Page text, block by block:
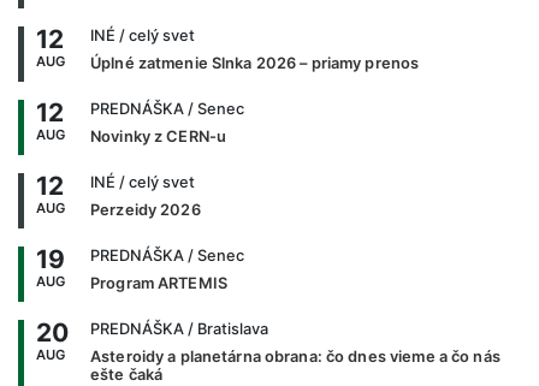
12
AUG
INÉ / celý svet
Úplné zatmenie Slnka 2026 – priamy prenos
12
AUG
PREDNÁŠKA / Senec
Novinky z CERN-u
12
AUG
INÉ / celý svet
Perzeidy 2026
19
AUG
PREDNÁŠKA / Senec
Program ARTEMIS
20
AUG
PREDNÁŠKA / Bratislava
Asteroidy a planetárna obrana: čo dnes vieme a čo nás
ešte čaká